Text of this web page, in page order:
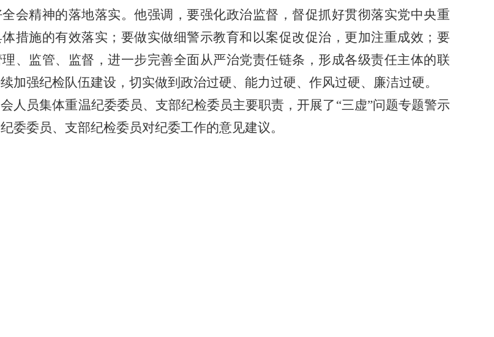
会精神的落地落实。他强调，要强化政治监督，督促抓好贯彻落实党中央重
措施的有效落实；要做实做细警示教育和以案促改促治，更加注重成效；要
、监管、监督，进一步完善全面从严治党责任链条，形成各级责任主体的联
加强纪检队伍建设，切实做到政治过硬、能力过硬、作风过硬、廉洁过硬。
人员集体重温纪委委员、支部纪检委员主要职责，开展了“三虚”问题专题警示
委委员、支部纪检委员对纪委工作的意见建议。